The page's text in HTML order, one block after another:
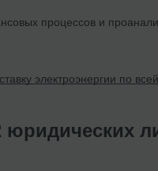
процессов и
электроэнергии по